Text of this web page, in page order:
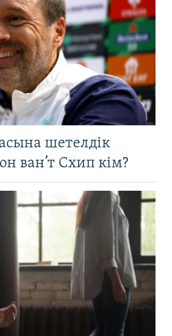
шетелдік
ван’т Схип кім?